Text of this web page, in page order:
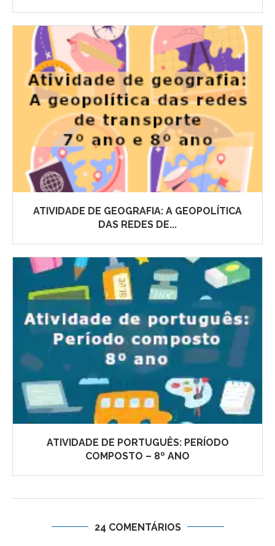
ATIVIDADE DE GEOGRAFIA: A GEOPOLÍTICA
DAS REDES DE...
ATIVIDADE DE PORTUGUÊS: PERÍODO
COMPOSTO – 8º ANO
24 COMENTÁRIOS